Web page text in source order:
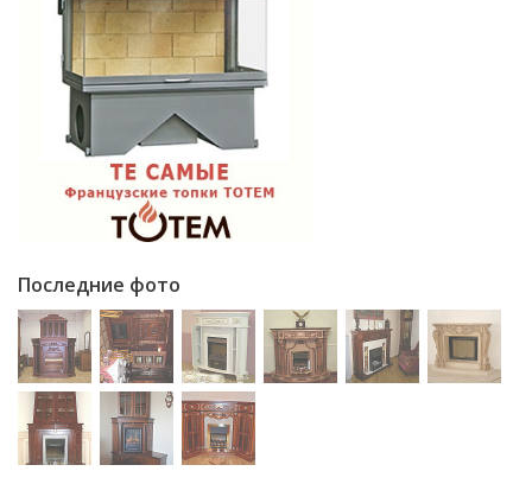
Последние фото